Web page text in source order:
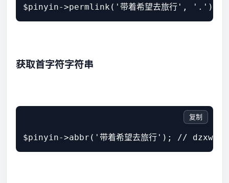
$pinyin->permlink('带着希望去旅行',
获取首字符字符串
$pinyin->abbr('带着希望去旅行'); //
复制